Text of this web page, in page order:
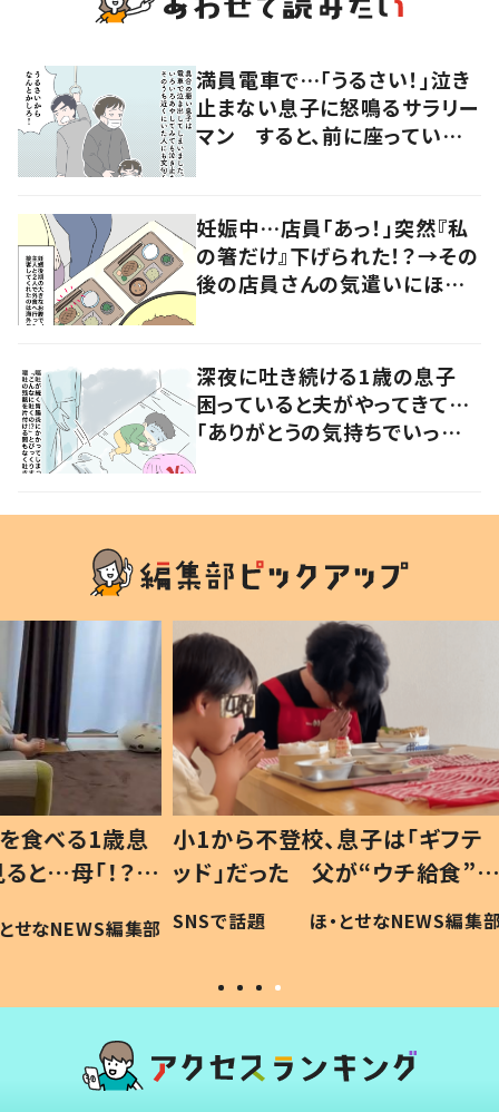
満員電車で…「うるさい！」泣き
止まない息子に怒鳴るサラリー
マン すると、前に座っていた
妊娠中…店員「あっ！」突然『私
の箸だけ』下げられた！？→その
後の店員さんの気遣いにほっこ
深夜に吐き続ける1歳の息子
困っていると夫がやってきて…
「ありがとうの気持ちでいっぱ
歳息
？」
編集部
小1から不登校、息子は「ギフテ
ッド」だった 父が“ウチ給食”を
作り続ける理由とは #令和の親
#令和の子
SNSで話題 ほ・とせなNEWS編集部
ひ孫
が、抱
「涙
い」